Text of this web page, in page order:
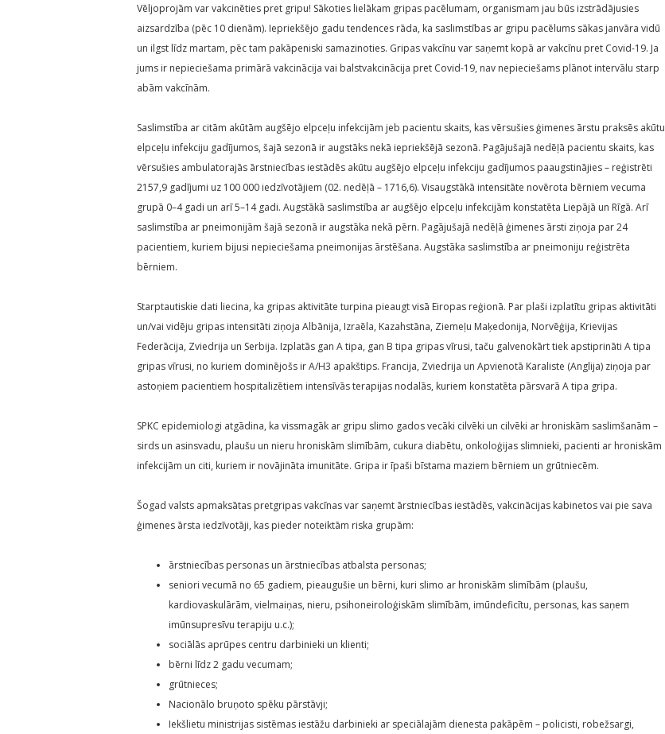
Vēljoprojām var vakcinēties pret gripu! Sākoties lielākam gripas pacēlumam, organismam jau būs izstrādājusies
aizsardzība (pēc 10 dienām). Iepriekšējo gadu tendences rāda, ka saslimstības ar gripu pacēlums sākas janvāra vidū
un ilgst līdz martam, pēc tam pakāpeniski samazinoties. Gripas vakcīnu var saņemt kopā ar vakcīnu pret Covid-19. Ja
jums ir nepieciešama primārā vakcinācija vai balstvakcinācija pret Covid-19, nav nepieciešams plānot intervālu starp
abām vakcīnām.
Saslimstība ar citām akūtām augšējo elpceļu infekcijām jeb pacientu skaits, kas vērsušies ģimenes ārstu praksēs akūtu
elpceļu infekciju gadījumos, šajā sezonā ir augstāks nekā iepriekšējā sezonā. Pagājušajā nedēļā pacientu skaits, kas
vērsušies ambulatorajās ārstniecības iestādēs akūtu augšējo elpceļu infekciju gadījumos paaugstinājies – reģistrēti
2157,9 gadījumi uz 100 000 iedzīvotājiem (02. nedēļā – 1716,6). Visaugstākā intensitāte novērota bērniem vecuma
grupā 0–4 gadi un arī 5–14 gadi. Augstākā saslimstība ar augšējo elpceļu infekcijām konstatēta Liepājā un Rīgā. Arī
saslimstība ar pneimonijām šajā sezonā ir augstāka nekā pērn. Pagājušajā nedēļā ģimenes ārsti ziņoja par 24
pacientiem, kuriem bijusi nepieciešama pneimonijas ārstēšana. Augstāka saslimstība ar pneimoniju reģistrēta
bērniem.
Starptautiskie dati liecina, ka gripas aktivitāte turpina pieaugt visā Eiropas reģionā. Par plaši izplatītu gripas aktivitāti
un/vai vidēju gripas intensitāti ziņoja Albānija, Izraēla, Kazahstāna, Ziemeļu Maķedonija, Norvēģija, Krievijas
Federācija, Zviedrija un Serbija. Izplatās gan A tipa, gan B tipa gripas vīrusi, taču galvenokārt tiek apstiprināti A tipa
gripas vīrusi, no kuriem dominējošs ir A/H3 apakštips. Francija, Zviedrija un Apvienotā Karaliste (Anglija) ziņoja par
astoņiem pacientiem hospitalizētiem intensīvās terapijas nodalās, kuriem konstatēta pārsvarā A tipa gripa.
SPKC epidemiologi atgādina, ka vissmagāk ar gripu slimo gados vecāki cilvēki un cilvēki ar hroniskām saslimšanām –
sirds un asinsvadu, plaušu un nieru hroniskām slimībām, cukura diabētu, onkoloģijas slimnieki, pacienti ar hroniskām
infekcijām un citi, kuriem ir novājināta imunitāte. Gripa ir īpaši bīstama maziem bērniem un grūtniecēm.
Šogad valsts apmaksātas pretgripas vakcīnas var saņemt ārstniecības iestādēs, vakcinācijas kabinetos vai pie sava
ģimenes ārsta iedzīvotāji, kas pieder noteiktām riska grupām:
ārstniecības personas un ārstniecības atbalsta personas;
seniori vecumā no 65 gadiem, pieaugušie un bērni, kuri slimo ar hroniskām slimībām (plaušu,
kardiovaskulārām, vielmaiņas, nieru, psihoneiroloģiskām slimībām, imūndeficītu, personas, kas saņem
imūnsupresīvu terapiju u.c.);
sociālās aprūpes centru darbinieki un klienti;
bērni līdz 2 gadu vecumam;
grūtnieces;
Nacionālo bruņoto spēku pārstāvji;
Iekšlietu ministrijas sistēmas iestāžu darbinieki ar speciālajām dienesta pakāpēm – policisti, robežsargi,